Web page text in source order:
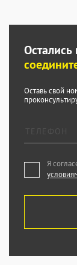
Оставь свой
Я